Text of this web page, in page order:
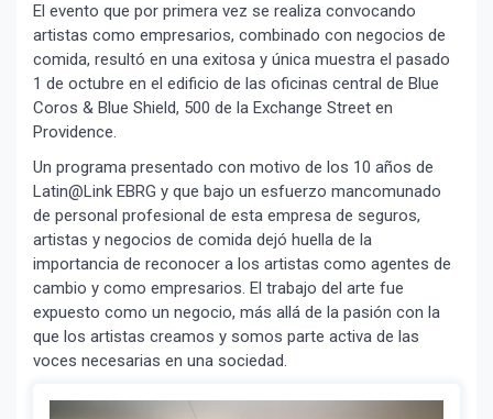
El evento que por primera vez se realiza convocando
artistas como empresarios, combinado con negocios de
comida, resultó en una exitosa y única muestra el pasado
1 de octubre en el edificio de las oficinas central de Blue
Coros & Blue Shield, 500 de la Exchange Street en
Providence.
Un programa presentado con motivo de los 10 años de
Latin@Link EBRG y que bajo un esfuerzo mancomunado
de personal profesional de esta empresa de seguros,
artistas y negocios de comida dejó huella de la
importancia de reconocer a los artistas como agentes de
cambio y como empresarios. El trabajo del arte fue
expuesto como un negocio, más allá de la pasión con la
que los artistas creamos y somos parte activa de las
voces necesarias en una sociedad.